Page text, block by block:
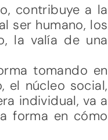
contribuye a la
ser humano, los
la valía de una
tomando en
el núcleo social,
individual, va a
forma en cómo